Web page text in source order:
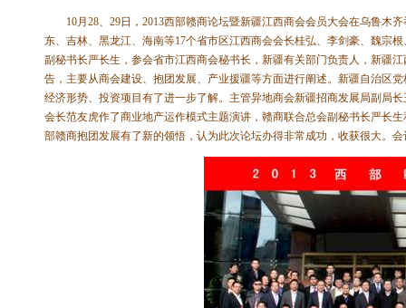
10月28、29日，2013西部赣商论坛暨新疆江西商会会员大会在乌鲁
东、吉林、黑龙江、海南等17个省市区江西商会会长桂弘、李剑豪、魏宗
副秘书长严长生，参会省市江西商会秘书长，新疆有关部门负责人，新疆
告，主要从商会建设、抱团发展、产业援疆等方面进行阐述。新疆自治区
经济形势、投资项目有了进一步了解。主管异地商会新疆招商发展局副局
会长范友虎作了商业地产运作模式主题演讲，赣商联合总会副秘书长严长
部赣商抱团发展有了新的领悟，认为此次论坛办得非常成功，收获很大。